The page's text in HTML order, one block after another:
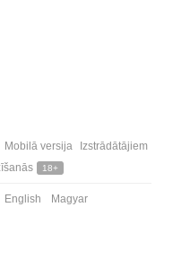
Mobilā versija
Izstrādātājiem
18+
English Magyar